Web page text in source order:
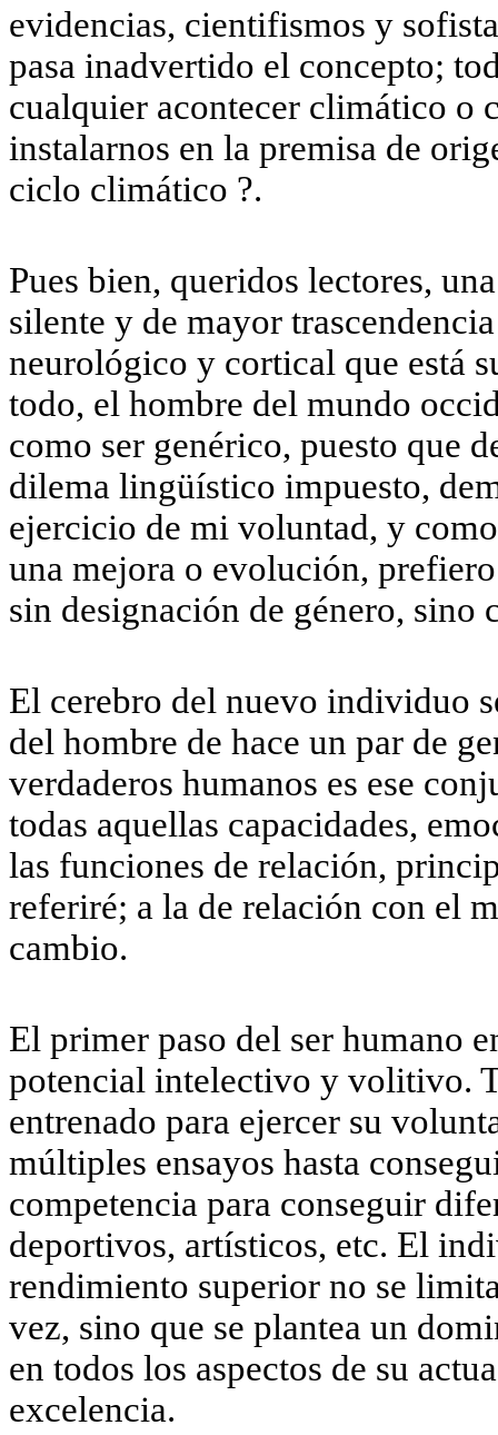
evidencias, cientifismos y
pasa inadvertido el concepto;
cualquier acontecer climático o
instalarnos en la premisa de
ciclo climático ?.
Pues bien, queridos lectores,
silente y de mayor
neurológico y cortical que está
todo, el hombre del mundo
como ser genérico, puesto que
dilema lingüístico impuesto,
ejercicio de mi voluntad, y
una mejora o evolución,
sin designación de género, sino
El cerebro del nuevo individuo
del hombre de hace un par de
verdaderos humanos es ese
todas aquellas capacidades,
las funciones de relación,
referiré; a la de relación con el
cambio.
El primer paso del ser humano
potencial intelectivo y volitivo.
entrenado para ejercer su
múltiples ensayos hasta
competencia para conseguir
deportivos, artísticos, etc. El
rendimiento superior no se
vez, sino que se plantea un
en todos los aspectos de su
excelencia.